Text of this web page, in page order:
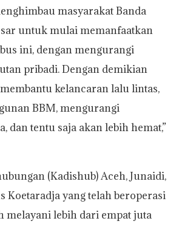
masyarakat Banda
untuk mulai memanfaatkan
ini, dengan mengurangi
pribadi. Dengan demikian
kelancaran lalu lintas,
BBM, mengurangi
dan tentu saja akan lebih hemat,”
(Kadishub) Aceh, Junaidi,
Koetaradja yang telah beroperasi
melayani lebih dari empat juta